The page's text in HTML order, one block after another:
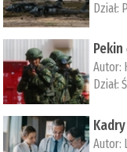
Dział:
Autor:
Dział:
Autor: